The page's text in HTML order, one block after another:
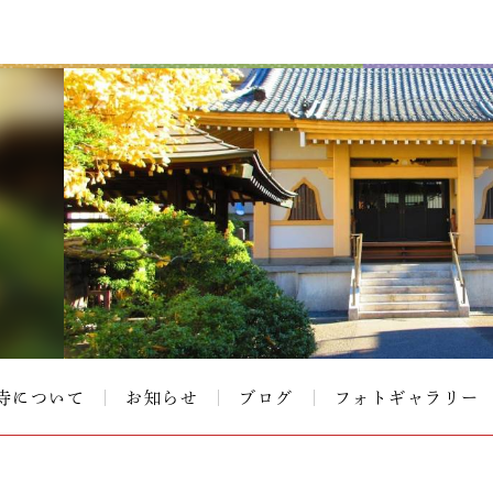
について お知らせ ブログ フォトギャラリー